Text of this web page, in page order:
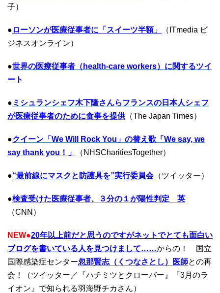
子）
● ローソンが医療従事者に「スイーツ半額」
（ITmedia ビ
ジネスオンライン）
●世界の医療従事者（health-care workers）に関するツイ
ート
● ミシュランシェフ木下隆さんらフランスの日本人シェフ
が医療従事者のために食事を提供（The Japan Times）
●クイーン「We Will Rock You」の替え歌「We say, we
say thank you！」
（NHSCharitiesTogether）
●“最前線にマスクと防護具を”実行委員会（ツイッター）
●検査受けた医療従事者、３分の１が陽性判定 英
（CNN）
NEW●20年以上前だと思うのですがネットでとても面白い
ブログを書いている人を見つけまして……からの！ 国立
国際感染症センター忽那賢志（くつなさとし）医師との再
会！（ツイッター／『ハチミツとクローバー』『3月のラ
イオン 』で知られる羽海野チカさん）